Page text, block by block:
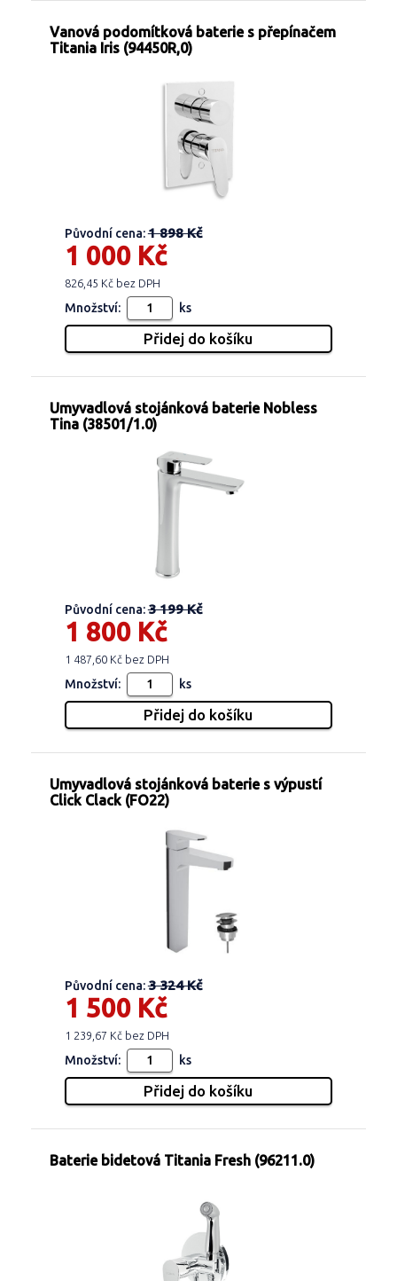
Vanová podomítková baterie s přepínačem
Titania Iris (94450R,0)
Původní cena:1 898 Kč
1 000 Kč
826,45 Kč bez DPH
Množství: ks
Umyvadlová stojánková baterie Nobless
Tina (38501/1.0)
Původní cena:3 199 Kč
1 800 Kč
1 487,60 Kč bez DPH
Množství: ks
Umyvadlová stojánková baterie s výpustí
Click Clack (FO22)
Původní cena:3 324 Kč
1 500 Kč
1 239,67 Kč bez DPH
Množství: ks
Baterie bidetová Titania Fresh (96211.0)